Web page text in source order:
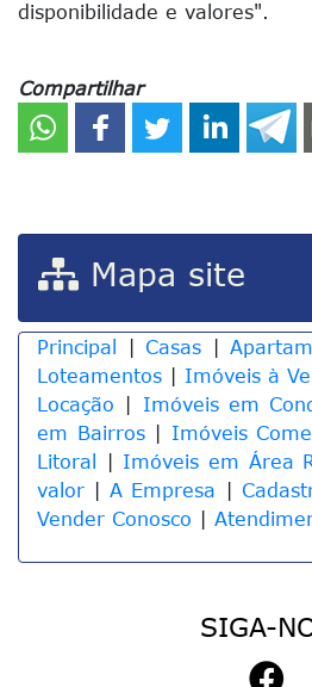
disponibilidade e valores".
Compartilhar
Mapa site
Principal Casas |
Loteamentos
Imóveis à
Locação
Imóveis em
em Bairros| Imóveis
Litoral
Imóveis em Área
valor |A Empresa
Vender Conosco
SIGA-